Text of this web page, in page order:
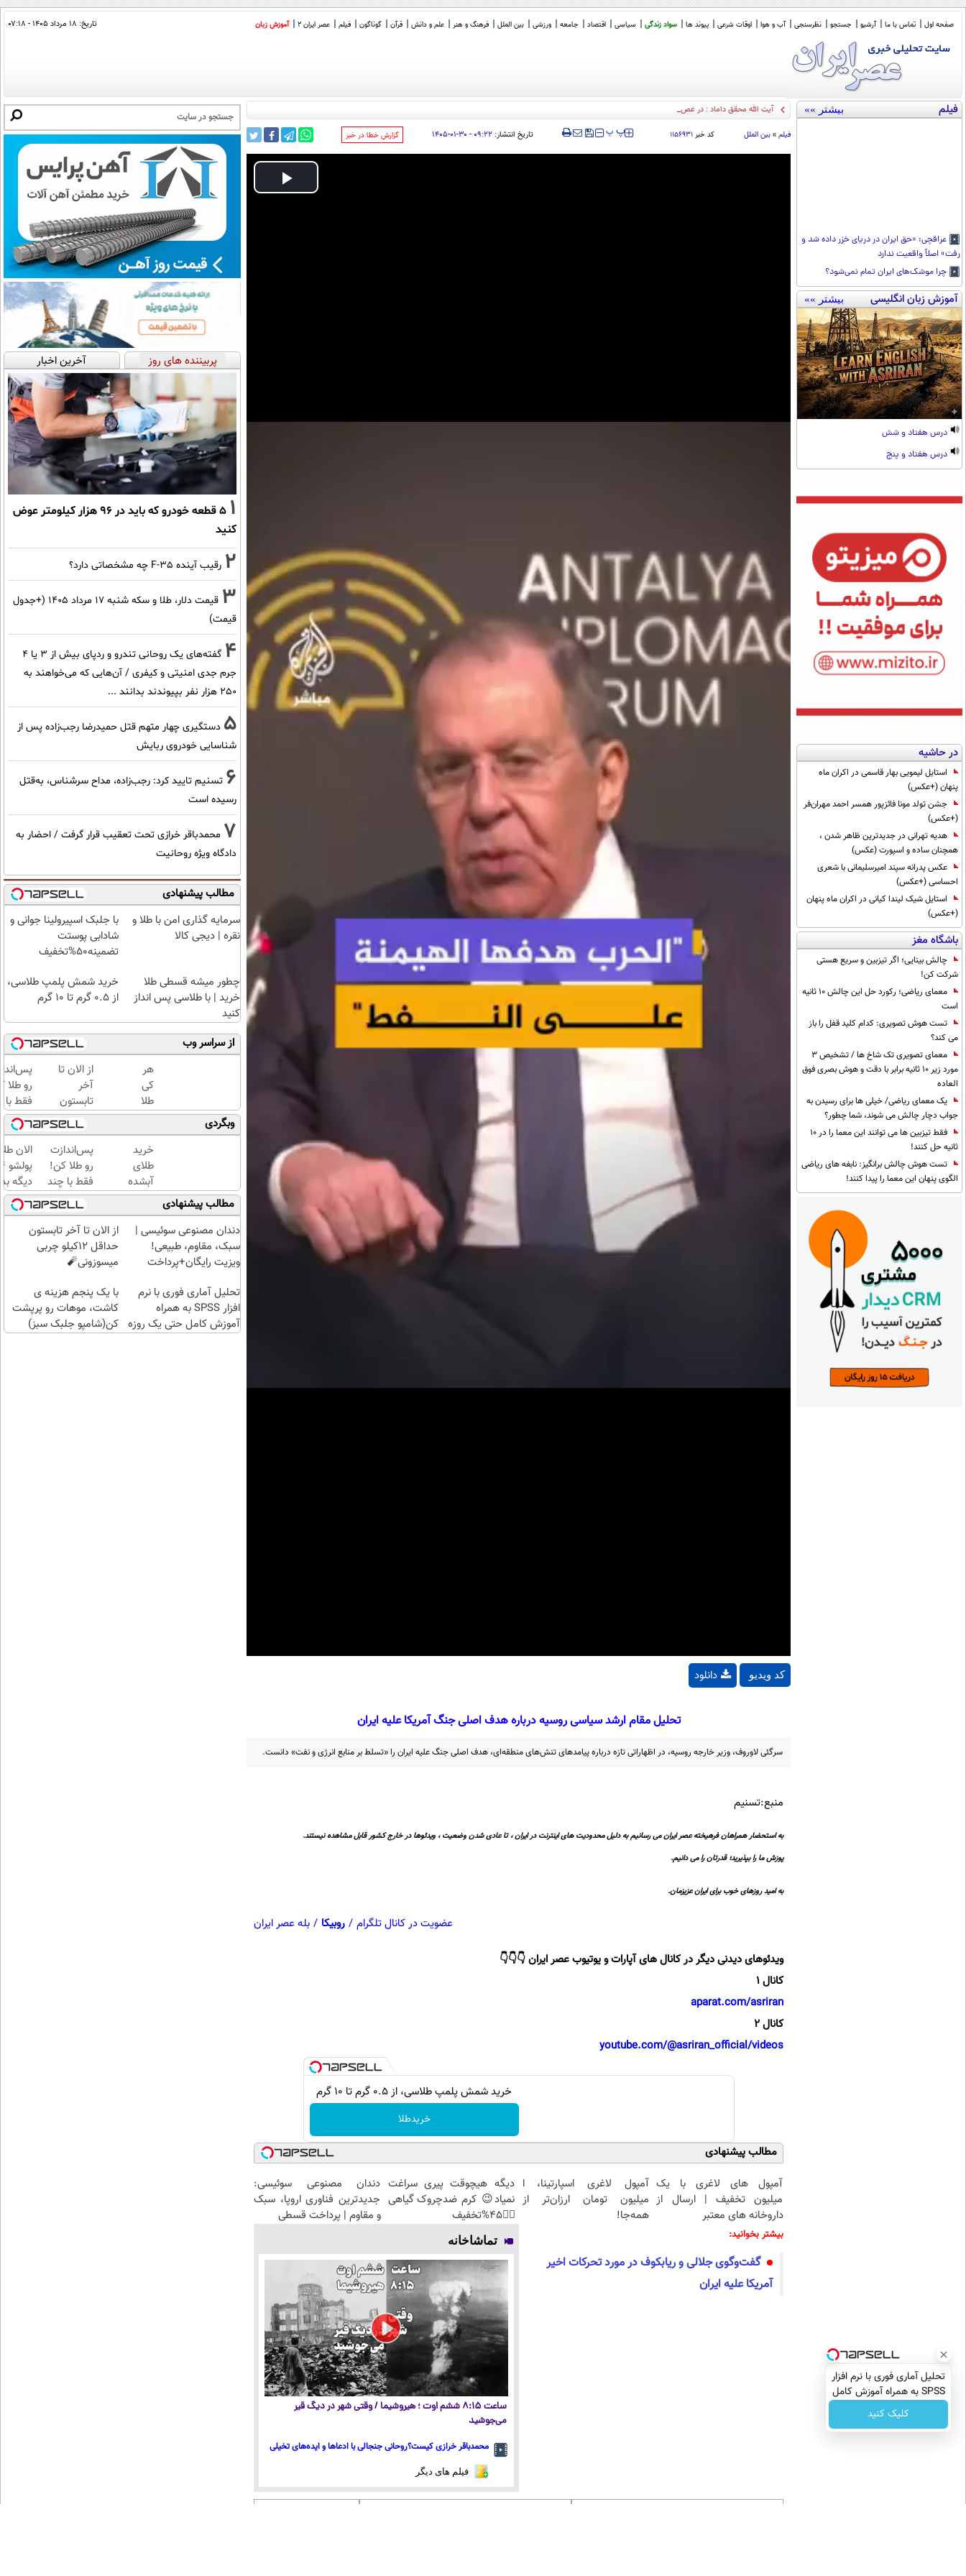
صفحه اول تماس با ما آرشیو جستجو نظرسنجی آب و هوا اوقات شرعی پیوند ها سواد زندگی سیاسی اقتصاد جامعه ورزشی بین الملل فرهنگ و هنر علم و دانش قرآن گوناگون فیلم عصر ایران 2 آموزش زبان تاریخ: ۱۸ مرداد ۱۴۰۵ - ۰۷:۱۸
فیلم بیشتر »»
عراقچی: «حق ایران در دریای خزر داده شد و
رفت» اصلاً واقعیت ندارد
چرا موشک‌های ایران تمام نمی‌شود؟
آموزش زبان انگلیسی بیشتر »»
درس هفتاد و شش
درس هفتاد و پنج
در حاشیه
استایل لیمویی بهار قاسمی در اکران ماه
پنهان (+عکس)
جشن تولد مونا فائزپور همسر احمد مهران‌فر
(+عکس)
هدیه تهرانی در جدیدترین ظاهر شدن ،
همچنان ساده و اسپورت (عکس)
عکس پدرانه سپند امیرسلیمانی با شعری
احساسی (+عکس)
استایل شیک لیندا کیانی در اکران ماه پنهان
(+عکس)
باشگاه مغز
چالش بینایی؛ اگر تیزبین و سریع هستی
شرکت کن!
معمای ریاضی؛ رکورد حل این چالش 10 ثانیه
است
تست هوش تصویری: کدام کلید قفل را باز
می کند؟
معمای تصویری تک شاخ ها / تشخیص 3
مورد زیر 10 ثانیه برابر با دقت و هوش بصری فوق
العاده
یک معمای ریاضی/ خیلی ها برای رسیدن به
جواب دچار چالش می شوند، شما چطور؟
فقط تیزبین ها می توانند این معما را در 10
ثانیه حل کنند!
تست هوش چالش برانگیز: نابغه های ریاضی
الگوی پنهان این معما را پیدا کنند!
آیت الله محقق داماد : در عصر رسول الله حجاب اجباری
فیلم » بین الملل کد خبر ۱۱۵۶۹۳۱ ‍‍‍ پ پ تاریخ انتشار: ۰۹:۲۲ - ۳۰-۰۱-۱۴۰۵ ‌گزارش خطا در خبر
Play
کد ویدیو دانلود
تحلیل مقام ارشد سیاسی روسیه درباره هدف اصلی جنگ آمریکا علیه ایران
سرگئی لاوروف، وزیر خارجه روسیه، در اظهاراتی تازه درباره پیامد‌های تنش‌های منطقه‌ای، هدف اصلی جنگ علیه ایران را «تسلط بر منابع انرژی و نفت» دانست.
منبع:تسنیم
به استحضار همراهان فرهیخته عصر ایران می رسانیم به دلیل محدودیت های اینترنت در ایران ، تا عادی شدن وضعیت ، ویدئوها در خارج کشور قابل مشاهده نیستند.
پوزش ما را بپذیرید؛ قدرتان را می دانیم.
به امید روزهای خوب برای ایران عزیزمان.
عضویت در کانال تلگرام / روبیکا / بله عصر ایران
ویدئوهای دیدنی دیگر در کانال های آپارات و یوتیوب عصر ایران 👇👇👇
کانال 1
aparat.com/asriran
کانال 2
youtube.com/@asriran_official/videos
خرید شمش پلمپ طلاسی، از ۰.۵ گرم تا ۱۰ گرم
خریدطلا
مطالب پیشنهادی
آمپول های لاغری با یک
میلیون تخفیف | ارسال از
داروخانه های معتبر
آمپول لاغری اسپارتینا، ا
میلیون تومان ارزان‌تر از
همه‌جا!
دیگه هیچوقت پیری سراغت
نمیاد😉 کرم ضدچروک گیاهی
👈🏻45%تخفیف
دندان مصنوعی سوئیسی:
جدیدترین فناوری اروپا، سبک
و مقاوم | پرداخت قسطی
بیشتر بخوانید:
گفت‌وگوی جلالی و ریابکوف در مورد تحرکات اخیر
آمریکا علیه ایران
تماشاخانه
ساعت ۸:۱۵ ششم اوت ؛ هیروشیما / وقتی شهر در دیگ قیر
می‌جوشید
محمدباقر خرازی کیست؟روحانی جنجالی با ادعاها و ایده‌های تخیلی
فیلم های دیگر
پربیننده های روز آخرین اخبار
1
۵ قطعه خودرو که باید در ۹۶ هزار کیلومتر عوض
کنید
2 رقیب آینده F-35 چه مشخصاتی دارد؟
3
قیمت دلار، طلا و سکه شنبه ۱۷ مرداد ۱۴۰۵ (+جدول
قیمت)
4
گفته‌های یک روحانی تندرو و ردپای بیش از ۳ یا ۴
جرم جدی امنیتی و کیفری / آن‌هایی که می‌خواهند به
۲۵۰ هزار نفر بپیوندند بدانند ...
5 دستگیری چهار متهم قتل حمیدرضا رجب‌زاده پس از
شناسایی خودروی ربایش
6 تسنیم تایید کرد: رجب‌زاده، مداح سرشناس، به‌قتل
رسیده است
7 محمدباقر خرازی تحت تعقیب قرار گرفت / احضار به
دادگاه ویژه روحانیت
مطالب پیشنهادی
سرمایه گذاری امن با طلا و
نقره | دیجی کالا
با جلبک اسپیرولینا جوانی و
شادابی پوستت
تضمینه50%تخفیف
چطور میشه قسطی طلا
خرید | با طلاسی پس انداز
کنید
خرید شمش پلمپ طلاسی،
از ۰.۵ گرم تا ۱۰ گرم
از سراسر وب
هر
کی
طلا
داره،
غم
نداره!
😊💎
(خرید
طلا با
چند
کلیک)
از الان تا
آخر
تابستون
حداقل
12کیلو
چربی
میسوزونی
🧨
رو طلا
فقط با
کلیک با
مبلغ...
وبگردی
خرید
طلای
آبشده
حتی با
۱۰۰هزارتومان
پس‌اندازت
رو طلا کن!
فقط با چند
کلیک با
حداقل‌ترین
مبلغ...
الان
دیگه
طلا با
بی‌بهره
مطالب پیشنهادی
دندان مصنوعی سوئیسی |
سبک، مقاوم، طبیعی!
ویزیت رایگان+پرداخت
از الان تا آخر تابستون
حداقل 12کیلو چربی
میسوزونی🧨
تحلیل آماری فوری با نرم
افزار SPSS به همراه
آموزش کامل حتی یک روزه
با یک پنجم هزینه ی
کاشت، موهات رو پرپشت
کن(شامپو جلبک سبز)
تحلیل آماری فوری با نرم افزار
SPSS به همراه آموزش کامل
حتی یک روزه !!
کلیک کنید